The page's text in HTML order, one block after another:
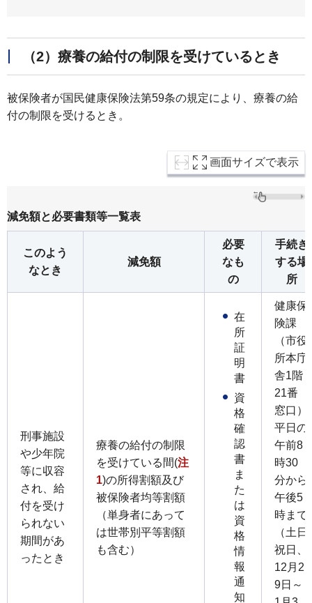
（2）療養の給付の制限を受けているとき
被保険者が国民健康保険法第59条の規定により、療養の給
付の制限を受けるとき。
画面サイズで表示
減免額と必要書類等一覧表
このよう
なとき
減免額
必要
なも
の
手続き
する場
所
刑事施設
や少年院
等に収容
され、給
付を受け
られない
期間があ
ったとき
療養の給付の制限
を受けている間(注
1)の所得割額及び
被保険者均等割額
（単身者にあって
は世帯別平等割額
も含む）
在
所
証
明
書
資
格
確
認
書
ま
た
は
資
格
情
報
通
知
健康保
険課
（市役
所本庁
舎1階
21番
窓口）
平日の
午前8
時30
分から
午後5
時まで
（土日
祝日、
12月2
9日～